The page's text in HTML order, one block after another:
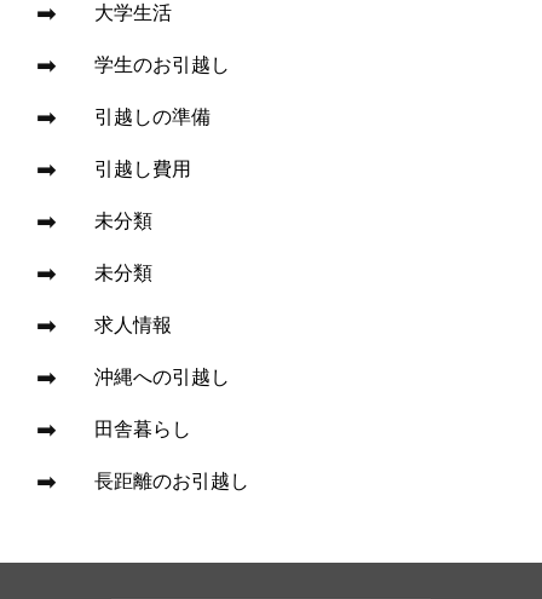
大学生活
学生のお引越し
引越しの準備
引越し費用
未分類
未分類
求人情報
沖縄への引越し
田舎暮らし
長距離のお引越し